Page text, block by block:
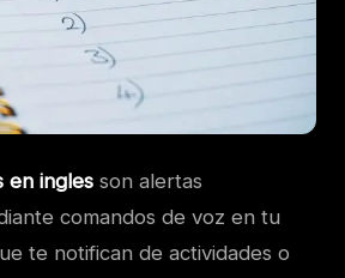
en ingles son alertas
comandos de voz en tu
te notifican de actividades o